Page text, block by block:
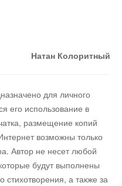
Натан Колоритный
для личного
его использование в
размещение копий
возможны только
Автор не несет любой
будут выполнены
стихотворения, а также за